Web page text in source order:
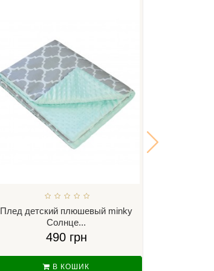
Плед детский плюшевый minky
Солнце...
490 грн
В КОШИК